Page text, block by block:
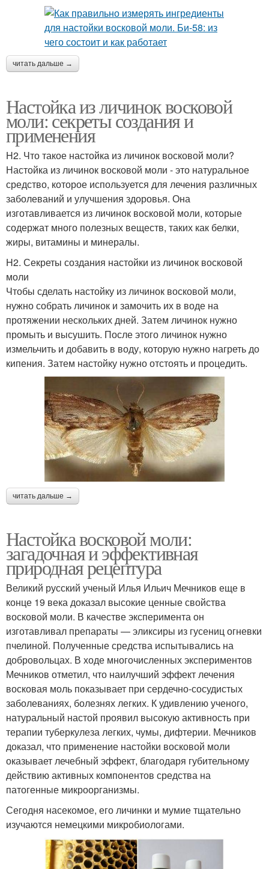
читать дальше →
Настойка из личинок восковой
моли: секреты создания и
применения
H2. Что такое настойка из личинок восковой моли?
Настойка из личинок восковой моли - это натуральное
средство, которое используется для лечения различных
заболеваний и улучшения здоровья. Она
изготавливается из личинок восковой моли, которые
содержат много полезных веществ, таких как белки,
жиры, витамины и минералы.
H2. Секреты создания настойки из личинок восковой
моли
Чтобы сделать настойку из личинок восковой моли,
нужно собрать личинок и замочить их в воде на
протяжении нескольких дней. Затем личинок нужно
промыть и высушить. После этого личинок нужно
измельчить и добавить в воду, которую нужно нагреть до
кипения. Затем настойку нужно отстоять и процедить.
читать дальше →
Настойка восковой моли:
загадочная и эффективная
природная рецептура
Великий русский ученый Илья Ильич Мечников еще в
конце 19 века доказал высокие ценные свойства
восковой моли. В качестве эксперимента он
изготавливал препараты — эликсиры из гусениц огневки
пчелиной. Полученные средства испытывались на
добровольцах. В ходе многочисленных экспериментов
Мечников отметил, что наилучший эффект лечения
восковая моль показывает при сердечно-сосудистых
заболеваниях, болезнях легких. К удивлению ученого,
натуральный настой проявил высокую активность при
терапии туберкулеза легких, чумы, дифтерии. Мечников
доказал, что применение настойки восковой моли
оказывает лечебный эффект, благодаря губительному
действию активных компонентов средства на
патогенные микроорганизмы.
Сегодня насекомое, его личинки и мумие тщательно
изучаются немецкими микробиологами.